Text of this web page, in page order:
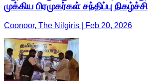
முக்கிய பிரமுகர்கள் சந்திப்பு நிகழ்ச்சி
Coonoor, The Nilgiris | Feb 20, 2026